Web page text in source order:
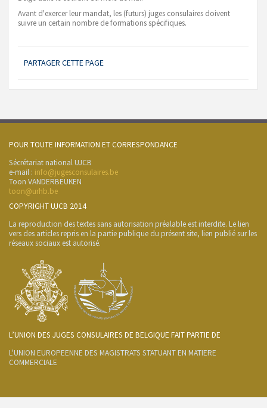
Avant d'exercer leur mandat, les (futurs) juges consulaires doivent
suivre un certain nombre de formations spécifiques.
PARTAGER CETTE PAGE
POUR TOUTE INFORMATION ET CORRESPONDANCE
Sécrétariat national UJCB
e-mail : info@jugesconsulaires.be
Toon VANDERBEUKEN
toon@urhb.be
COPYRIGHT UJCB 2014
La reproduction des textes sans autorisation préalable est interdite. Le lien
vers des articles repris en la partie publique du présent site, lien publié sur les
réseaux sociaux est autorisé.
L’UNION DES JUGES CONSULAIRES DE BELGIQUE FAIT PARTIE DE
L'UNION EUROPEENNE DES MAGISTRATS STATUANT EN MATIERE
COMMERCIALE